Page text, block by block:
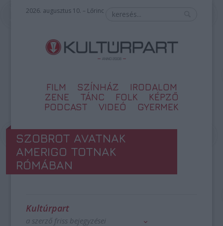
2026. augusztus 10. – Lőrinc
FILM SZÍNHÁZ
IRODALOM
ZENE
TÁNC FOLK
KÉPZŐ
PODCAST
VIDEÓ GYERMEK
SZOBROT AVATNAK
AMERIGO TOTNAK
RÓMÁBAN
Kultúrpart
a szerző friss bejegyzései